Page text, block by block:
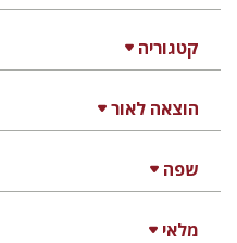
קטגוריה
הוצאה לאור
שפה
מלאי